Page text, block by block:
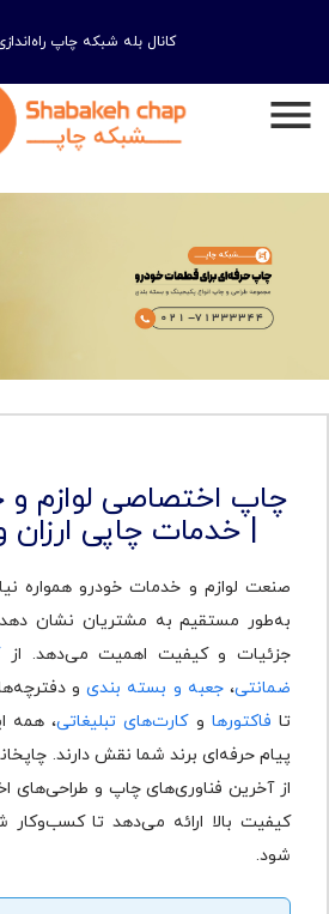
کانال بله شبکه چاپ
چاپ اختصاصی لوازم
| خدمات چاپی
صنعت لوازم و خدمات خودرو همواره
به‌طور مستقیم به مشتریان نشان
جزئیات و کیفیت اهمیت می‌دهد. از
ضمانتی،جعبه و بسته بندیو
تا فاکتورها وکارت‌های تبلیغاتی، همه
پیام حرفه‌ای برند شما نقش دارند.
از آخرین فناوری‌های چاپ و طراحی‌های
کیفیت بالا ارائه می‌دهد تا کسب‌وکار
شود.